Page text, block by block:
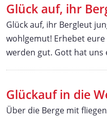
Glück auf, ihr
Glück auf, ihr Bergleut
wohlgemut! Erhebet
werden gut. Gott hat uns
Glückauf in die
Über die Berge mit